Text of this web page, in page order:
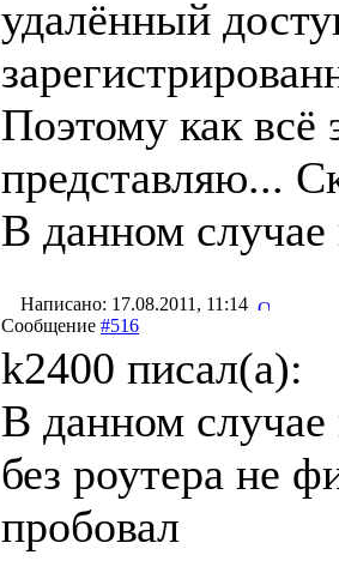
удалённый
Поэтому как всё
представляю...
В данном
Написано: 17.08.2011, 11:14
Сообщение #516
k2400 писал(a):
В данном
без роутера не
пробовал